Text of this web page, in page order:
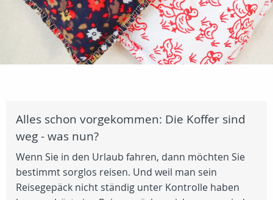
Alles schon vorgekommen: Die Koffer sind
weg - was nun?
Wenn Sie in den Urlaub fahren, dann möchten Sie
bestimmt sorglos reisen. Und weil man sein
Reisegepäck nicht ständig unter Kontrolle haben